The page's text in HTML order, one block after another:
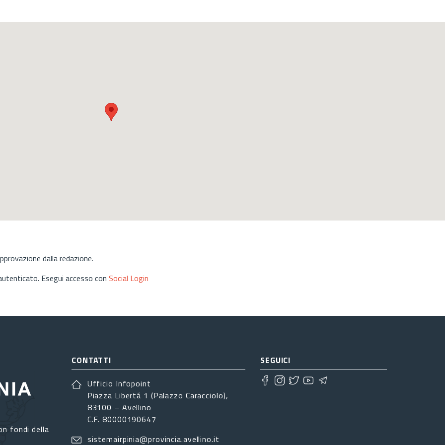
dalla redazione.
Esegui accesso con Social Login
fondi della
CONTATTI
Ufficio Infopoint
Piazza Libertá 1 (Palazzo Caracciolo),
83100 – Avellino
C.F. 80000190647
sistemairpinia@provincia.avellino.it
SEGUICI